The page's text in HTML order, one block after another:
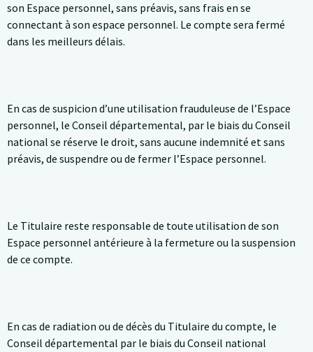
son Espace personnel, sans préavis, sans frais en se
connectant à son espace personnel. Le compte sera fermé
dans les meilleurs délais.
En cas de suspicion d’une utilisation frauduleuse de l’Espace
personnel, le Conseil départemental, par le biais du Conseil
national se réserve le droit, sans aucune indemnité et sans
préavis, de suspendre ou de fermer l’Espace personnel.
Le Titulaire reste responsable de toute utilisation de son
Espace personnel antérieure à la fermeture ou la suspension
de ce compte.
En cas de radiation ou de décès du Titulaire du compte, le
Conseil départemental par le biais du Conseil national